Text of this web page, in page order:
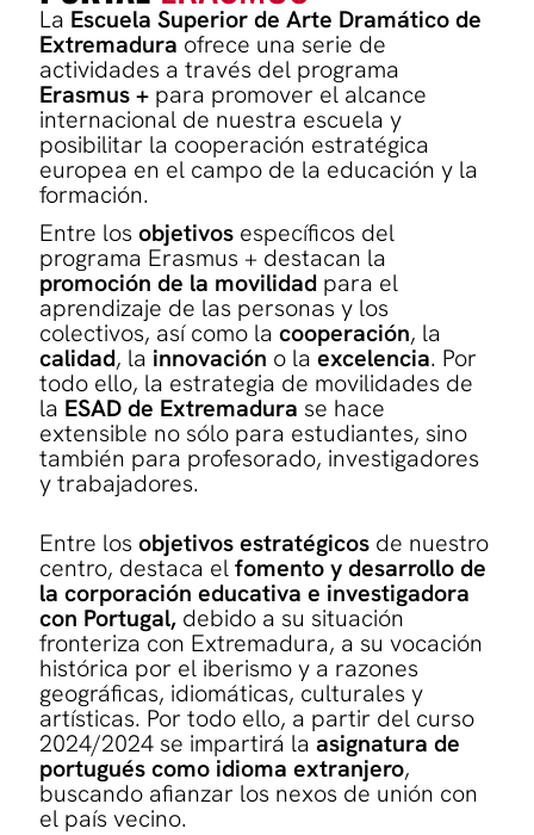
La Escuela Superior de Arte Dramático de
Extremadura ofrece una serie de
actividades a través del programa
Erasmus +para promover el alcance
internacional de nuestra escuela y
posibilitar la cooperación estratégica
europea en el campo de la educación y la
formación.
Entre losobjetivosespecíficos del
programa Erasmus + destacan la
promoción de la movilidadpara el
aprendizaje de las personas y los
colectivos, así como la cooperación, la
calidad, la innovación o la excelencia. Por
todo ello, la estrategia de movilidades de
la ESAD de Extremadura se hace
extensible no sólo para estudiantes, sino
también para profesorado, investigadores
y trabajadores.
Entre losobjetivos estratégicosde nuestro
centro, destaca elfomento y desarrollo de
la corporación educativa e investigadora
con Portugal,debido a su situación
fronteriza con Extremadura, a su vocación
histórica por el iberismo y a razones
geográficas, idiomáticas, culturales y
artísticas. Por todo ello, a partir del curso
2024/2024 se impartirá la asignatura de
portugués como idioma extranjero,
buscando afianzar los nexos de unión con
el país vecino.